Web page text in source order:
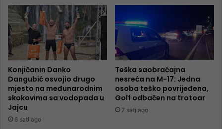
Konjičanin Danko
Dangubić osvojio drugo
mjesto na međunarodnim
skokovima sa vodopada u
Jajcu
6 sati ago
Teška saobraćajna
nesreća na M-17: Jedna
osoba teško povrijeđena,
Golf odbačen na trotoar
7 sati ago